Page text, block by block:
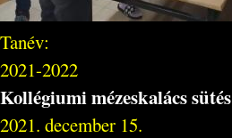
Tanév:
2021-2022
Kollégiumi mézeskalács sütés
2021. december 15.